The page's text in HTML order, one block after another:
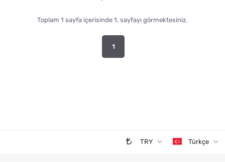
Toplam 1 sayfa içerisinde 1. sayfayı görmektesiniz.
1
TRY Türkçe